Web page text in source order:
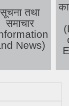
सूचना तथा
समाचार
News)